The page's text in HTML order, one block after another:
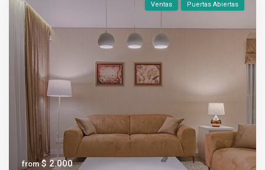
Ventas Puertas Abiertas
from$ 2.000